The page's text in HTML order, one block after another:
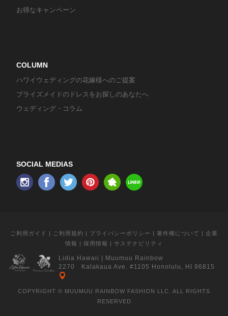
お得なキャンペーン
COLUMN
ハワイウェディングの花嫁様へのご提案
ブライズメイドのドレスをお探しのあなたへ
ウェディング・コラム
SOCIAL MEDIAS
ご利用ガイド | ご利用規約 | プライバシーポリシー | 著作権について | 企業
情報 | 採用情報 | サステナビリティ
Lidia Hawaii
Muumuu Rainbow
2270 Kalakaua Ave. #1105 Honolulu, HI 96815
COPYRIGHT © MUUMUU RAINBOW FASHION LLC. ALL RIGHTS
RESERVED